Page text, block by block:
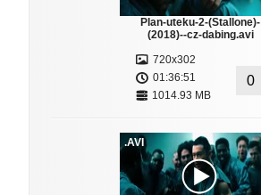
Plan-uteku-2-(Stallone)-
(2018)--cz-dabing.avi
720x302
01:36:51
1014.93 MB
0
.AVI